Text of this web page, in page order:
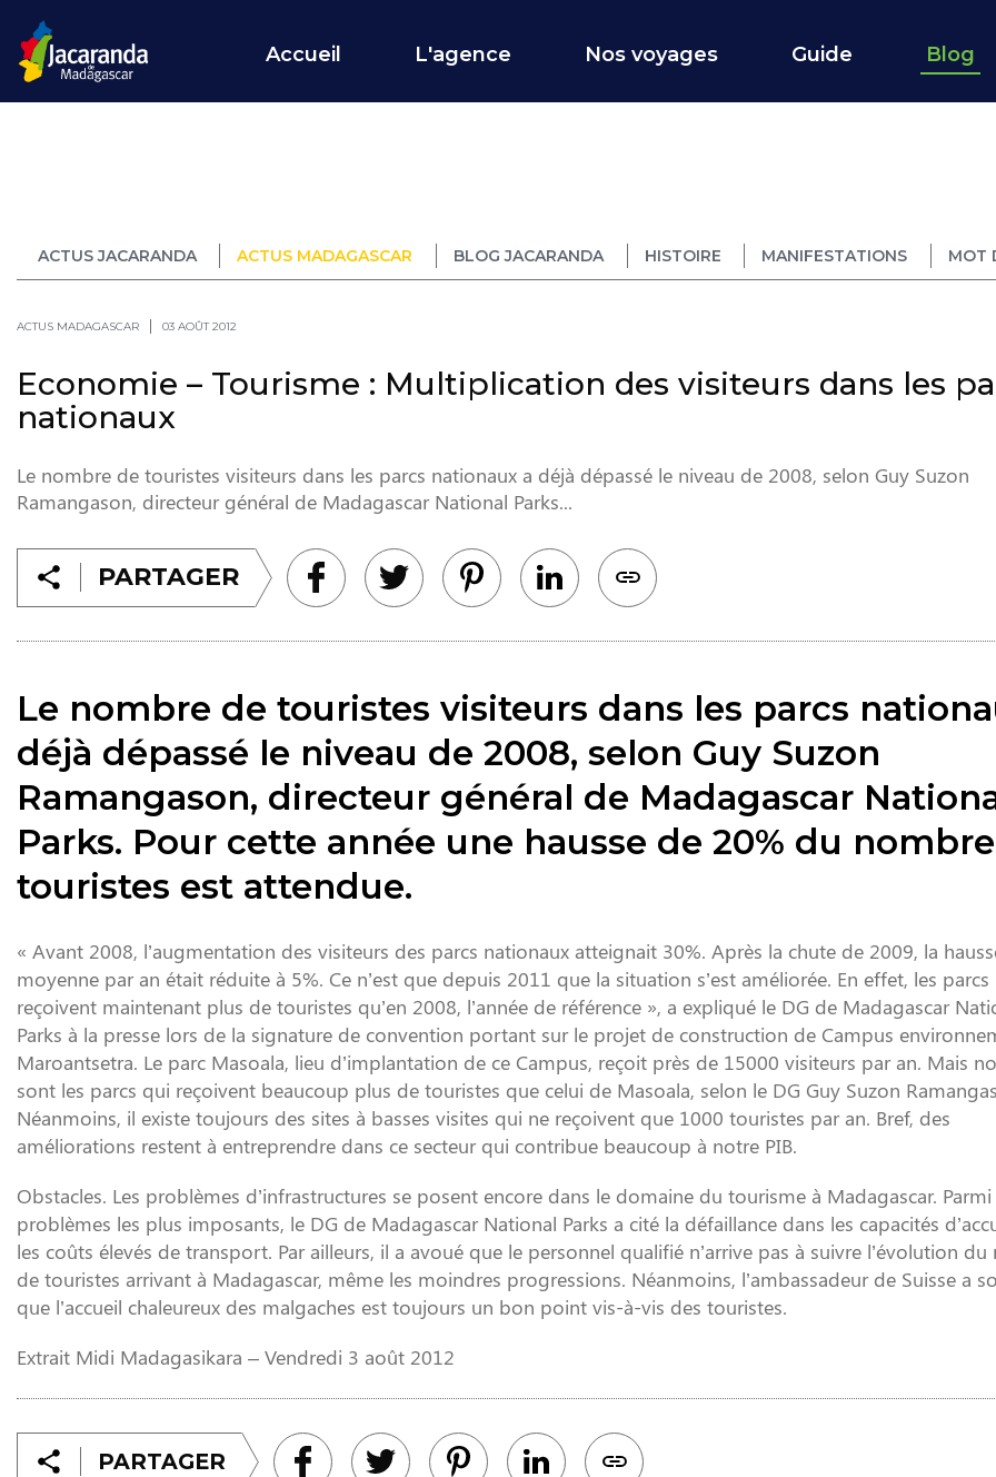
Accueil L'agence Nos voyages Guide Blog
ACTUS JACARANDA ACTUS MADAGASCAR BLOG JACARANDA HISTOIRE MANIFESTATIONS MOT
ACTUS MADAGASCAR 03 AOÛT 2012
Economie – Tourisme : Multiplication des visiteurs dans les
nationaux
Le nombre de touristes visiteurs dans les parcs nationaux a déjà dépassé le niveau de 2008, selon Guy Suzon
Ramangason, directeur général de Madagascar National Parks...
PARTAGER
Le nombre de touristes visiteurs dans les parcs
déjà dépassé le niveau de 2008, selon Guy Suzon
Ramangason, directeur général de Madagascar
Parks. Pour cette année une hausse de 20% du
touristes est attendue.
« Avant 2008, l’augmentation des visiteurs des parcs nationaux atteignait 30%. Après la chute de 2009, la
moyenne par an était réduite à 5%. Ce n’est que depuis 2011 que la situation s’est améliorée. En effet, les parcs
reçoivent maintenant plus de touristes qu’en 2008, l’année de référence », a expliqué le DG de Madagascar
Parks à la presse lors de la signature de convention portant sur le projet de construction de Campus
Maroantsetra. Le parc Masoala, lieu d’implantation de ce Campus, reçoit près de 15000 visiteurs par an. Mais
sont les parcs qui reçoivent beaucoup plus de touristes que celui de Masoala, selon le DG Guy Suzon
Néanmoins, il existe toujours des sites à basses visites qui ne reçoivent que 1000 touristes par an. Bref, des
améliorations restent à entreprendre dans ce secteur qui contribue beaucoup à notre PIB.
Obstacles. Les problèmes d’infrastructures se posent encore dans le domaine du tourisme à Madagascar. Parmi
problèmes les plus imposants, le DG de Madagascar National Parks a cité la défaillance dans les capacités
les coûts élevés de transport. Par ailleurs, il a avoué que le personnel qualifié n’arrive pas à suivre l’évolution
de touristes arrivant à Madagascar, même les moindres progressions. Néanmoins, l’ambassadeur de Suisse a
que l’accueil chaleureux des malgaches est toujours un bon point vis-à-vis des touristes.
Extrait Midi Madagasikara – Vendredi 3 août 2012
PARTAGER